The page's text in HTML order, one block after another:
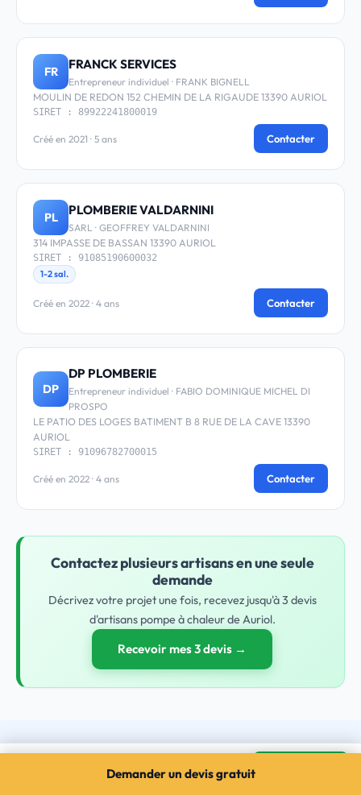
FR FRANCK SERVICES
Entrepreneur individuel · FRANK BIGNELL
MOULIN DE REDON 152 CHEMIN DE LA RIGAUDE 13390 AURIOL
SIRET : 89922241800019
Créé en 2021 · 5 ans Contacter
PL PLOMBERIE VALDARNINI
SARL · GEOFFREY VALDARNINI
314 IMPASSE DE BASSAN 13390 AURIOL
SIRET : 91085190600032
1-2 sal.
Créé en 2022 · 4 ans Contacter
DP
DP PLOMBERIE
Entrepreneur individuel · FABIO DOMINIQUE MICHEL DI
PROSPO
LE PATIO DES LOGES BATIMENT B 8 RUE DE LA CAVE 13390
AURIOL
SIRET : 91096782700015
Créé en 2022 · 4 ans Contacter
Contactez plusieurs artisans en une seule
demande
Décrivez votre projet une fois, recevez jusqu'à 3 devis
d'artisans pompe à chaleur de Auriol.
Recevoir mes 3 devis →
Questions fréquentes - Pompe à
3 devis gratuits · sans engagementDemander un devis gratuit